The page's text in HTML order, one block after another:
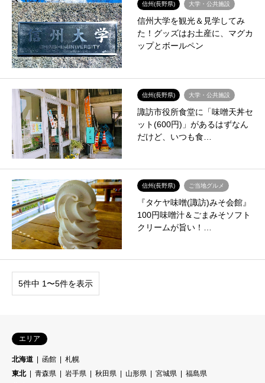
信州(長野県) 大学・公共施設
信州大学を観光＆見学してみ
た！グッズはお土産に、マグカ
ップとボールペン
信州(長野県) 大学・公共施設
諏訪市役所食堂に「味噌天丼セ
ット(600円)」があるはずなん
だけど、いつも食…
信州(長野県) ご当地グルメ
『タケヤ味噌(諏訪)みそ会館』
100円味噌汁＆ごまみそソフト
クリームが旨い！…
5件中 1〜5件を表示
エリア
北海道 函館
札幌
東北
青森県 岩手県 秋田県 山形県 宮城県
福島県